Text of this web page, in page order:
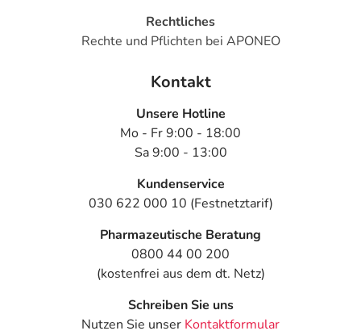
Rechtliches
Rechte und Pflichten bei APONEO
Kontakt
Unsere Hotline
Mo - Fr 9:00 - 18:00
Sa 9:00 - 13:00
Kundenservice
030 622 000 10 (Festnetztarif)
Pharmazeutische Beratung
0800 44 00 200
(kostenfrei aus dem dt. Netz)
Schreiben Sie uns
Nutzen Sie unser Kontaktformular